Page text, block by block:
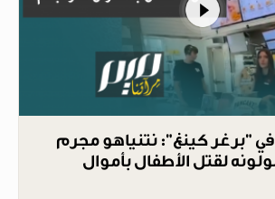
"برغر كينغ": نتنياهو مجرم
لقتل الأطفال بأموال